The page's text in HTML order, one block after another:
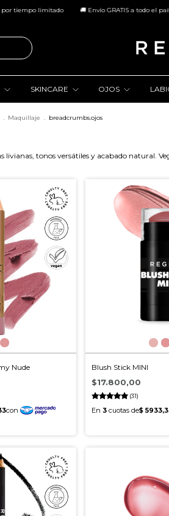
🚚 Envío GRATIS a todo el país desde $80.000
SKINCARE OJOS
. Maquillaje . breadcrumbs.ojos
tonos versátiles y acabado natural.
Nude Blush Stick MINI
(31)
$17.800,00